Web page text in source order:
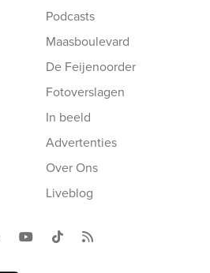
Podcasts
Maasboulevard
De Feijenoorder
Fotoverslagen
In beeld
Advertenties
Over Ons
Liveblog